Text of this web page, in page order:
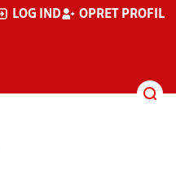
LOG IND OPRET PROFIL